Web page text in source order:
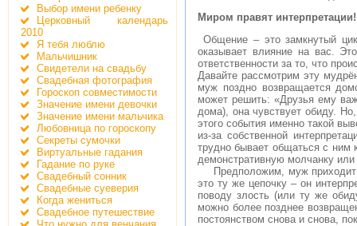
Выбор имени ребенку
Церковный календарь
2010
Я тебя люблю
Мальчишник
Свидетели на свадьбу
Свадебная фотография
Гороскоп совместимости
Значение имени девочки
Значение имени мальчика
Любовница по гороскопу
Секреты сумочки
Виртуальные гадания
Гадание по руке
Свадебный сонник
Свадебные суеверия
Когда жениться
Свадебное путешествие
Миром правят интерпретации!
Общение – это замкнутый
оказывает влияние на вас.
ответственности за то, что
Давайте рассмотрим эту
муж поздно возвращается
может решить: «Друзья ему
дома), она чувствует обиду.
этого события именно такой
из-за собственной
трудно бывает общаться с ним
демонстративную молчанку или
Предположим, муж приходит
это ту же цепочку – он
поводу злость (или ту же
можно более позднее
постоянством снова и снова,